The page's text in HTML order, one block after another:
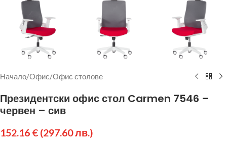
Начало/Офис/Офис столове
Президентски офис стол Carmen 7546 –
червен – сив
152.16 € (297.60 лв.)